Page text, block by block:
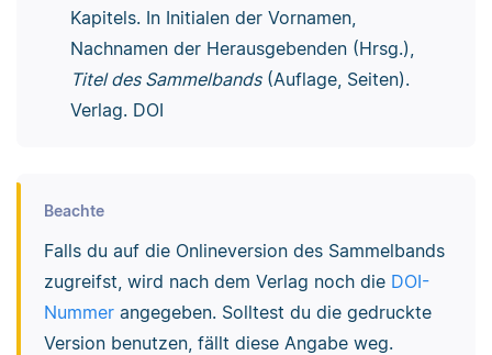
Kapitels. In Initialen der Vornamen,
Nachnamen der Herausgebenden (Hrsg.),
Titel des Sammelbands(Auflage, Seiten).
Verlag. DOI
Beachte
Falls du auf die Onlineversion des Sammelbands
zugreifst, wird nach dem Verlag noch die DOI-
Nummerangegeben. Solltest du die gedruckte
Version benutzen, fällt diese Angabe weg.